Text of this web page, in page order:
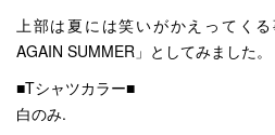
上部は夏には笑いがかえってく
AGAIN SUMMER」としてみました。
■Tシャツカラー■
白のみ.